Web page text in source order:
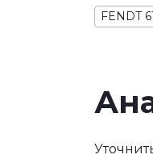
FENDT